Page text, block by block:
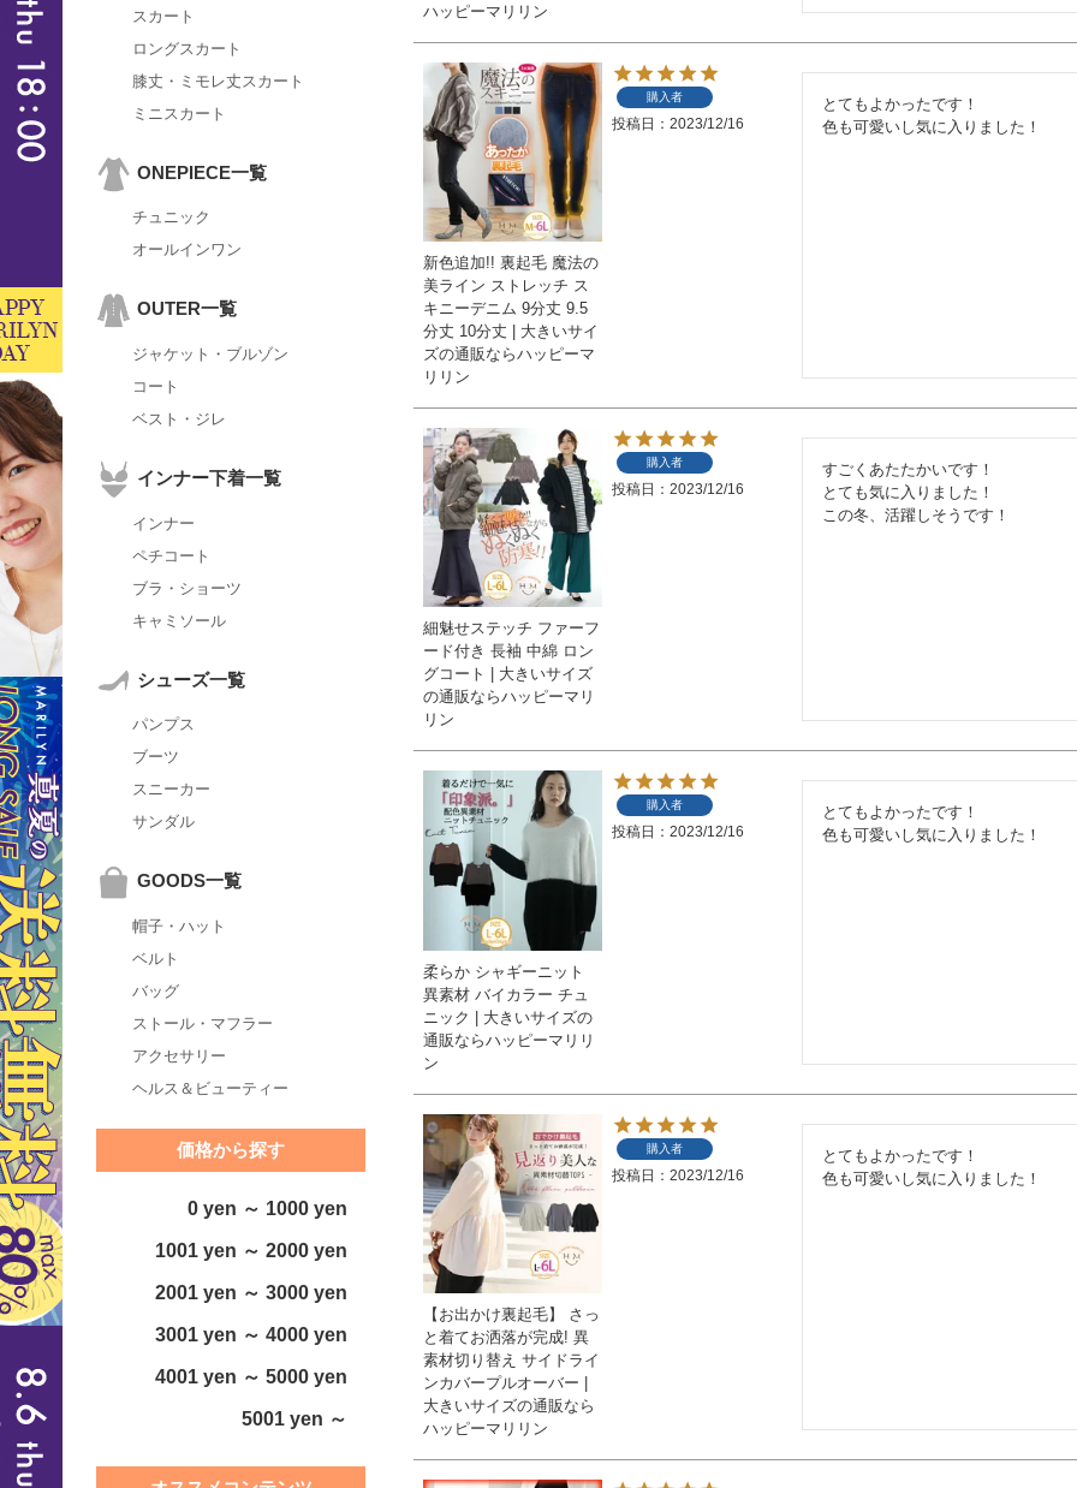
スカート
ロングスカート
膝丈・ミモレ丈スカート
ミニスカート
ONEPIECE一覧
チュニック
オールインワン
OUTER一覧
ジャケット・ブルゾン
コート
ベスト・ジレ
インナー下着一覧
インナー
ペチコート
ブラ・ショーツ
キャミソール
シューズ一覧
パンプス
ブーツ
スニーカー
サンダル
GOODS一覧
帽子・ハット
ベルト
バッグ
ストール・マフラー
アクセサリー
ヘルス＆ビューティー
価格から探す
0 yen ～ 1000 yen
1001 yen ～ 2000 yen
2001 yen ～ 3000 yen
3001 yen ～ 4000 yen
4001 yen ～ 5000 yen
5001 yen ～
ハッピーマリリン
新色追加!! 裏起毛 魔法の
美ライン ストレッチ ス
キニーデニム 9分丈 9.5
分丈 10分丈 | 大きいサイ
ズの通販ならハッピーマ
リリン
購入者
投稿日 2023/12/16
とてもよかったです！
色も可愛いし気に入りました！
細魅せステッチ ファーフ
ード付き 長袖 中綿 ロン
グコート | 大きいサイズ
の通販ならハッピーマリ
リン
購入者
投稿日 2023/12/16
すごくあたたかいです！
とても気に入りました！
この冬、活躍しそうです！
柔らか シャギーニット
異素材 バイカラー チュ
ニック | 大きいサイズの
通販ならハッピーマリリ
ン
購入者
投稿日 2023/12/16
とてもよかったです！
色も可愛いし気に入りました！
【お出かけ裏起毛】 さっ
と着てお洒落が完成! 異
素材切り替え サイドライ
ンカバープルオーバー |
大きいサイズの通販なら
ハッピーマリリン
購入者
投稿日 2023/12/16
とてもよかったです！
色も可愛いし気に入りました！